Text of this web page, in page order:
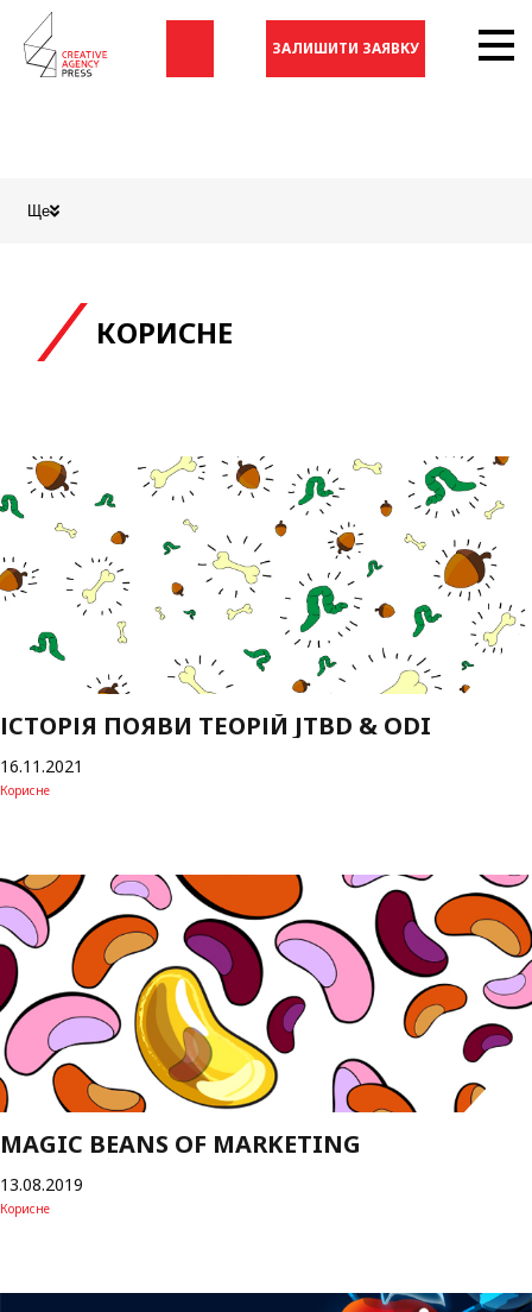
ЗАЛИШИТИ ЗАЯВКУ
Ще
КОРИСНЕ
ІСТОРІЯ ПОЯВИ ТЕОРІЙ JTBD & ODI
16.11.2021
Корисне
MAGIC BEANS OF MARKETING
13.08.2019
Корисне